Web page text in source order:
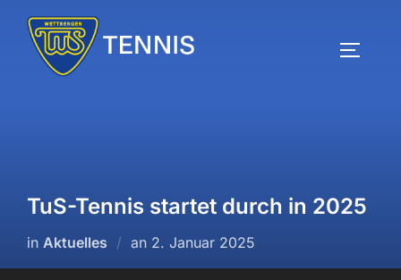
Inhalt
springen
TuS-Tennis startet durch in 2025
in Aktuelles an Veröffentlicht
am
2. Januar 2025